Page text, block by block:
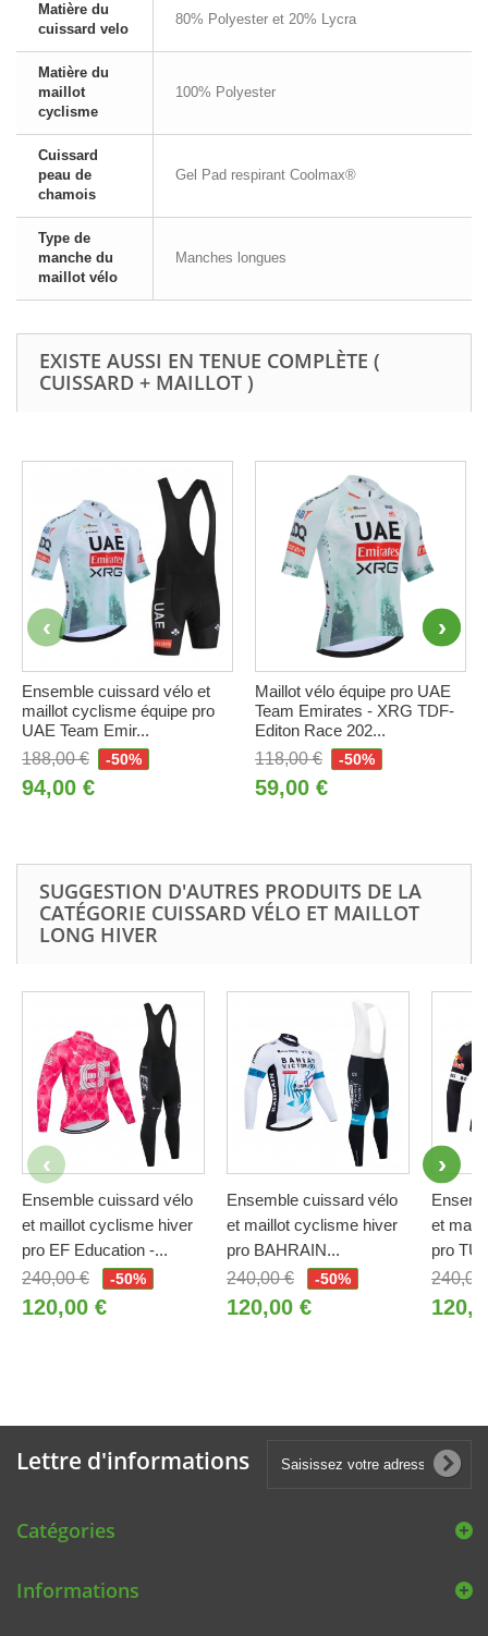
Matière du
cuissard velo
80% Polyester et 20% Lycra
Matière du
maillot
cyclisme
100% Polyester
Cuissard
peau de
chamois
Gel Pad respirant Coolmax®
Type de
manche du
maillot vélo
Manches longues
EXISTE AUSSI EN TENUE COMPLÈTE (
CUISSARD + MAILLOT )
Ensemble cuissard vélo et
maillot cyclisme équipe pro
UAE Team Emir...
188,00 €
-50%
94,00 €
Maillot vélo équipe pro UAE
Team Emirates - XRG TDF-
Editon Race 202...
118,00 €
-50%
59,00 €
SUGGESTION D'AUTRES PRODUITS DE LA
CATÉGORIE CUISSARD VÉLO ET MAILLOT
LONG HIVER
Ensemble cuissard vélo
et maillot cyclisme hiver
pro EF Education -...
240,00 €
-50%
120,00 €
Ensemble cuissard vélo
et maillot cyclisme hiver
pro BAHRAIN...
240,00 €
-50%
120,00 €
et
pro
240,00
Lettre d'informations
Catégories
Informations